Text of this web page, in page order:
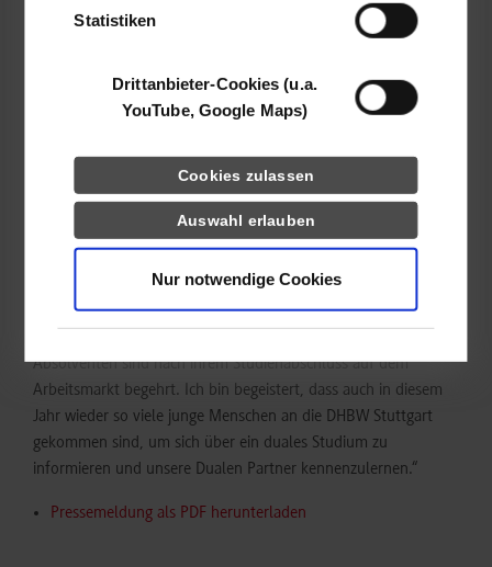
Statistiken
Drittanbieter-Cookies (u.a.
YouTube, Google Maps)
Cookies zulassen
Auswahl erlauben
Nur notwendige Cookies
angehenden Studierenden eine Riesenchance, Informationen zu
sammeln, Einblicke in die DHBW Stuttgart zu bekommen und
treten. Viele Schülerinnen und Schüler waren bereits sehr gut
informiert und stellten tiefgehende Fragen – andere kamen
Informationen“. Insgesamt, so Krebs, hat er viele interessante
Gespräche geführt.
Rektor Prof. Dr. Joachim Weber freute sich über das breite
ausgewogenen Mischung aus Theorie und Praxis ist bei
Schulabgängerinnen und Schulabgängern weiterhin
Absolventen sind nach ihrem Studienabschluss auf dem
Arbeitsmarkt begehrt. Ich bin begeistert, dass auch in diesem
Jahr wieder so viele junge Menschen an die DHBW Stuttgart
gekommen sind, um sich über ein duales Studium zu
informieren und unsere Dualen Partner kennenzulernen.“
Pressemeldung als PDF herunterladen